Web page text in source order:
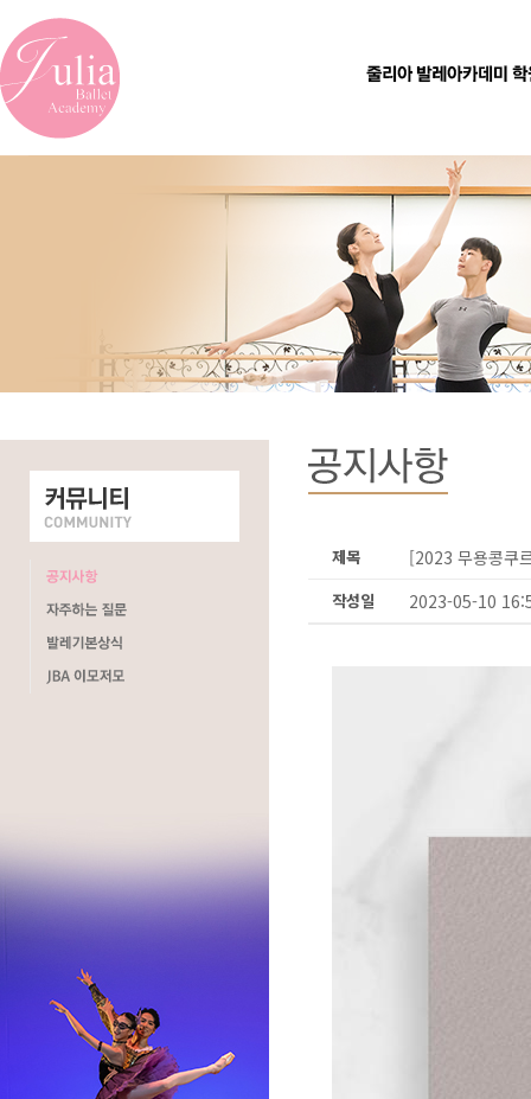
제목 [2023 무용콩쿠
작성일 2023-05-10